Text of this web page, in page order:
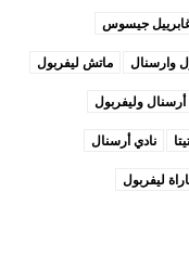
جيسوس
وارسنال ماتش ليفربول
وليفربول
نادي أرسنال
ليفربول